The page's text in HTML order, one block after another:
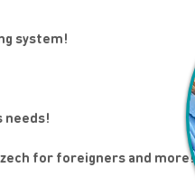
system!
needs!
for foreigners and more!